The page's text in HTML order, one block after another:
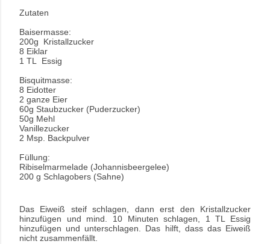
Zutaten
Baisermasse:
200g Kristallzucker
8 Eiklar
1 TL Essig
Bisquitmasse:
8 Eidotter
2 ganze Eier
60g Staubzucker (Puderzucker)
50g Mehl
Vanillezucker
2 Msp. Backpulver
Füllung:
Ribiselmarmelade (Johannisbeergelee)
200 g Schlagobers (Sahne)
Das Eiweiß steif schlagen, dann erst den Kristallzucker
hinzufügen und mind. 10 Minuten schlagen, 1 TL Essig
hinzufügen und unterschlagen. Das hilft, dass das Eiweiß
nicht zusammenfällt.